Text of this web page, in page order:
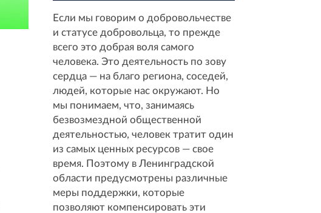
Если мы говорим о добровольчестве
и статусе добровольца, то прежде
всего это добрая воля самого
человека. Это деятельность по зову
сердца — на благо региона, соседей,
людей, которые нас окружают. Но
мы понимаем, что, занимаясь
безвозмездной общественной
деятельностью, человек тратит один
из самых ценных ресурсов — свое
время. Поэтому в Ленинградской
области предусмотрены различные
меры поддержки, которые
позволяют компенсировать эти